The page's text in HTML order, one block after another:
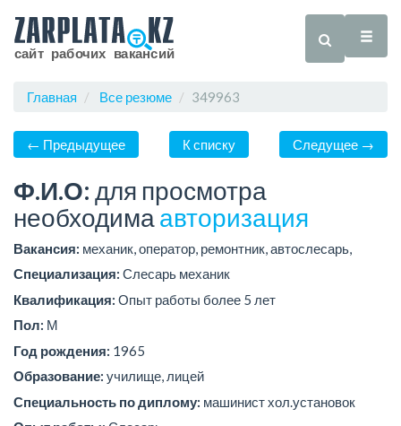
Главная Все резюме 349963
← Предыдущее К списку Следущее →
Ф.И.О: для просмотра
необходимаавторизация
Вакансия: механик, оператор, ремонтник, автослесарь,
Специализация: Слесарь механик
Квалификация: Опыт работы более 5 лет
Пол: М
Год рождения: 1965
Образование: училище, лицей
Специальность по диплому: машинист хол.установок